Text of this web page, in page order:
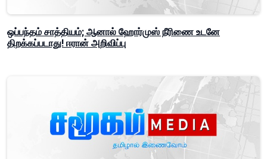
ஒப்பந்தம் சாத்தியம்; ஆனால் ஹோர்முஸ் நீரிணை உடனே
திறக்கப்படாது! ஈரான் அறிவிப்பு